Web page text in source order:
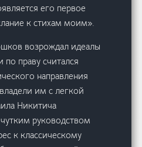
его первое
к стихам моим».
возрождал идеалы
по праву считался
направления
им с легкой
Никитича
руководством
к классическому